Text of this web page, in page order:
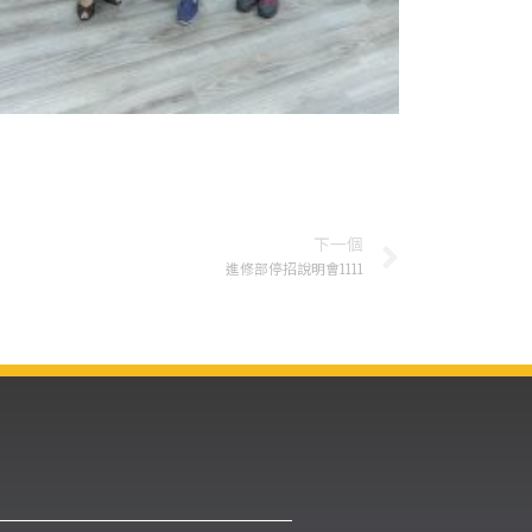
下一個
進修部停招說明會1111